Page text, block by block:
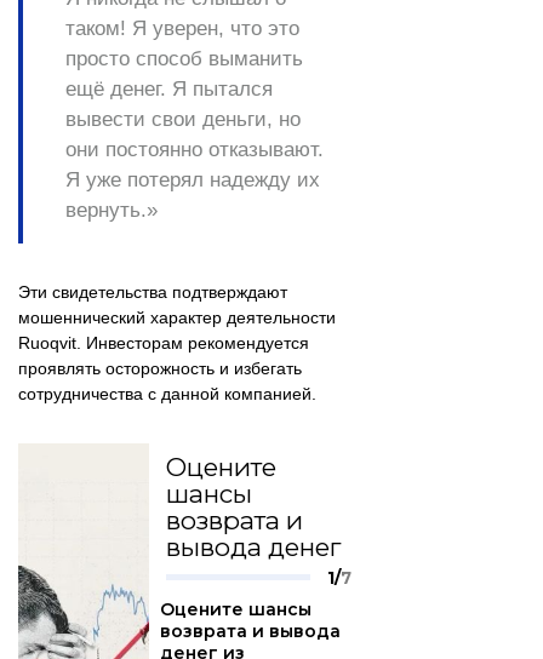
таком! Я уверен, что это
просто способ выманить
ещё денег. Я пытался
вывести свои деньги, но
они постоянно отказывают.
Я уже потерял надежду их
вернуть.» ​
Эти свидетельства подтверждают
мошеннический характер деятельности
Ruoqvit. Инвесторам рекомендуется
проявлять осторожность и избегать
сотрудничества с данной компанией.
Оцените
шансы
возврата и
вывода денег
1/7
Оцените шансы
возврата и вывода
денег из